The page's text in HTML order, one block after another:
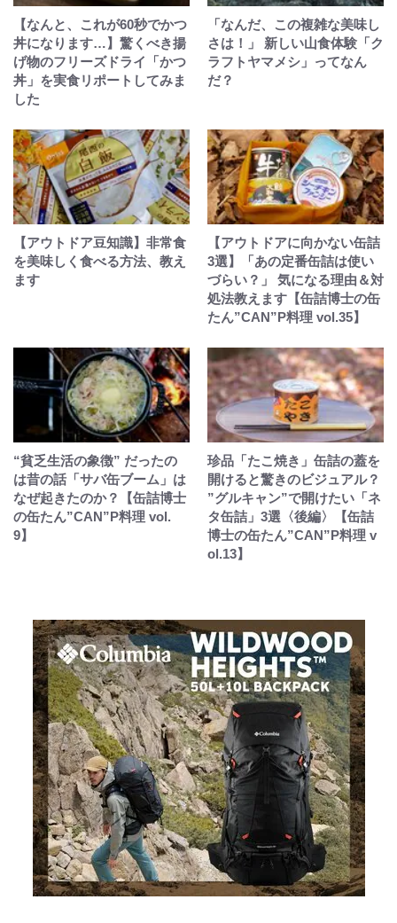
【なんと、これが60秒でかつ
丼になります…】驚くべき揚
げ物のフリーズドライ「かつ
丼」を実食リポートしてみま
した
「なんだ、この複雑な美味し
さは！」 新しい山食体験「ク
ラフトヤマメシ」ってなん
だ？
【アウトドア豆知識】非常食
を美味しく食べる方法、教え
ます
【アウトドアに向かない缶詰
3選】「あの定番缶詰は使い
づらい？」 気になる理由＆対
処法教えます【缶詰博士の缶
たん”CAN”P料理 vol.35】
“貧乏生活の象徴” だったの
は昔の話「サバ缶ブーム」は
なぜ起きたのか？【缶詰博士
の缶たん”CAN”P料理 vol.
9】
珍品「たこ焼き」缶詰の蓋を
開けると驚きのビジュアル？
”グルキャン”で開けたい「ネ
タ缶詰」3選〈後編〉【缶詰
博士の缶たん”CAN”P料理 v
ol.13】